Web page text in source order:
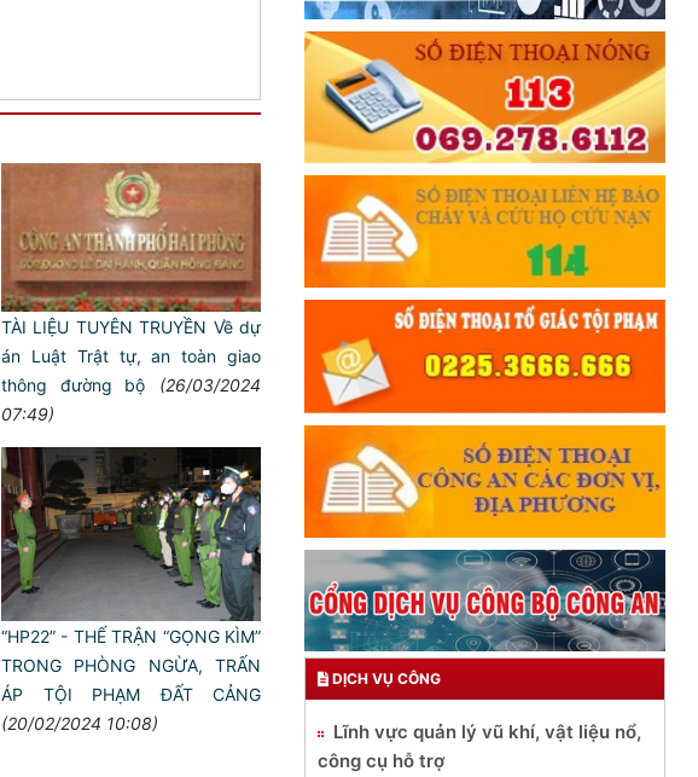
TÀI LIỆU TUYÊN TRUYỀN Về dự
án Luật Trật tự, an toàn giao
thông đường bộ
(26/03/2024
07:49)
“HP22” - THẾ TRẬN “GỌNG KÌM”
TRONG PHÒNG NGỪA, TRẤN
ÁP TỘI PHẠM ĐẤT CẢNG
(20/02/2024 10:08)
DỊCH VỤ CÔNG
Lĩnh vực quản lý vũ khí, vật liệu nổ,
công cụ hỗ trợ